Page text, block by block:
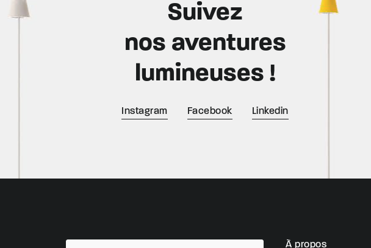
Suivez
nos aventures
lumineuses !
Instagram Facebook Linkedin
À propos